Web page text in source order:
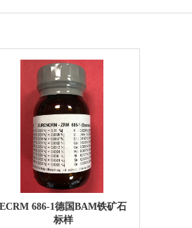
ECRM 686-1德国BAM铁矿石
标样